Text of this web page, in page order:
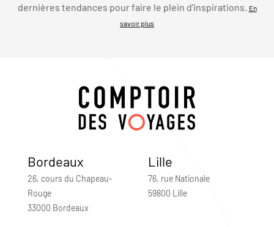
dernières tendances pour faire le plein d’inspirations. En
savoir plus
Bordeaux
26, cours du Chapeau-
Rouge
33000 Bordeaux
Lille
76, rue Nationale
59800 Lille